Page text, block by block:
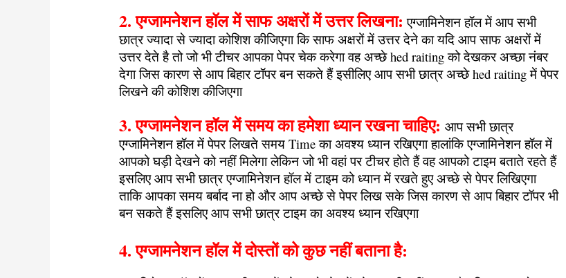
2. एग्जामनेशन हॉल में साफ अक्षरों में उत्तर लिखना: एग्जामिनेशन हॉल में आप सभी
छात्र ज्यादा से ज्यादा कोशिश कीजिएगा कि साफ अक्षरों में उत्तर देने का यदि आप साफ अक्षरों में
उत्तर देते है तो जो भी टीचर आपका पेपर चेक करेगा वह अच्छे hed raiting को देखकर अच्छा नंबर
देगा जिस कारण से आप बिहार टॉपर बन सकते हैं इसीलिए आप सभी छात्र अच्छे hed raiting में पेपर
लिखने की कोशिश कीजिएगा
3. एग्जामनेशन हॉल में समय का हमेशा ध्यान रखना चाहिए:आप सभी छात्र
एग्जामिनेशन हॉल में पेपर लिखते समय Time का अवश्य ध्यान रखिएगा हालांकि एग्जामिनेशन हॉल में
आपको घड़ी देखने को नहीं मिलेगा लेकिन जो भी वहां पर टीचर होते हैं वह आपको टाइम बताते रहते हैं
इसलिए आप सभी छात्र एग्जामिनेशन हॉल में टाइम को ध्यान में रखते हुए अच्छे से पेपर लिखिएगा
ताकि आपका समय बर्बाद ना हो और आप अच्छे से पेपर लिख सके जिस कारण से आप बिहार टॉपर भी
बन सकते हैं इसलिए आप सभी छात्र टाइम का अवश्य ध्यान रखिएगा
4. एग्जामनेशन हॉल में दोस्तों को कुछ नहीं बताना है: